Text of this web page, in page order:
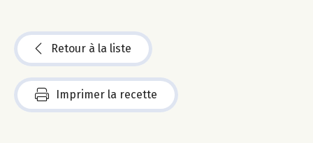
Retour à la liste
Imprimer la recette